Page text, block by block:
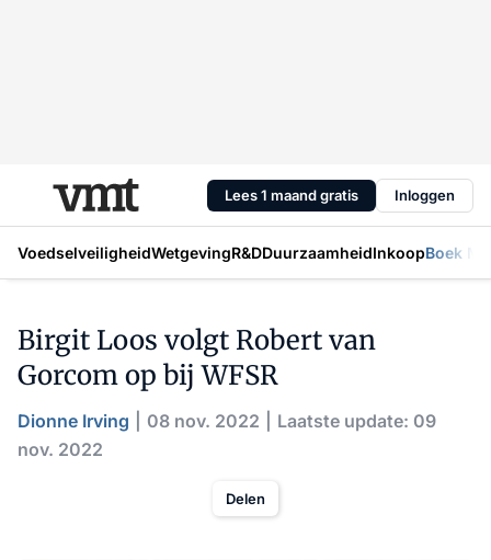
Lees 1 maand gratis Inloggen
VoedselveiligheidWetgevingR&DDuurzaamheidInkoopBoek
Birgit Loos volgt Robert van
Gorcom op bij WFSR
Dionne Irving 08 nov. 2022
Laatste update: 09
nov. 2022
Delen